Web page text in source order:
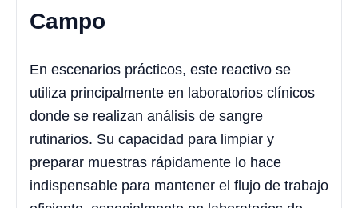
Campo
En escenarios prácticos, este reactivo se
utiliza principalmente en laboratorios clínicos
donde se realizan análisis de sangre
rutinarios. Su capacidad para limpiar y
preparar muestras rápidamente lo hace
indispensable para mantener el flujo de trabajo